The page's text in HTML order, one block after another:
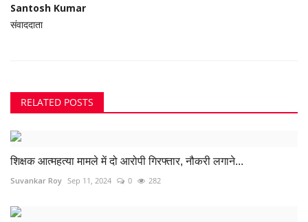
Santosh Kumar
संवाददाता
RELATED POSTS
शिक्षक आत्महत्या मामले में दो आरोपी गिरफ्तार, नौकरी लगाने...
Suvankar Roy Sep 11, 2024 0 282